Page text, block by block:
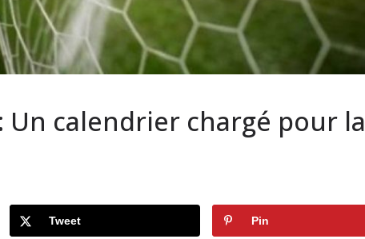
Un calendrier chargé pour la
Tweet Pin